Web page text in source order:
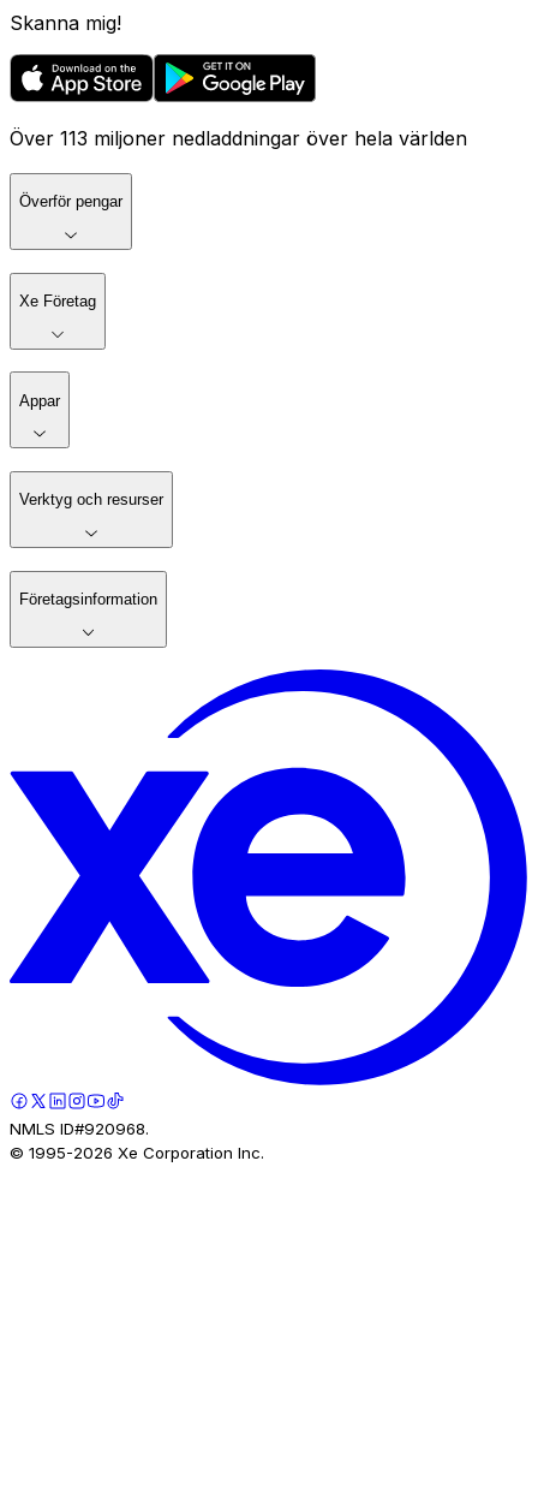
Skanna mig!
Över 113 miljoner nedladdningar över hela världen
Överför pengar
Xe Företag
Appar
Verktyg och resurser
Företagsinformation
NMLS ID#920968.
© 1995-2026 Xe Corporation Inc.